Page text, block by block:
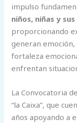
impulso
niños, niñas y
proporcionando
generan
fortaleza
enfrentan
La Convocatoria
“la Caixa”, que
años apoyando a